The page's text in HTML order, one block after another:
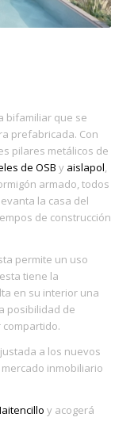
bifamiliar que se
prefabricada. Con
pilares metálicos de
de OSB y aislapol,
armado, todos
la casa del
de construcción
permite un uso
tiene la
en su interior una
posibilidad de
a los nuevos
inmobiliario
y acogerá